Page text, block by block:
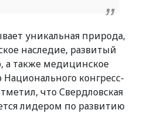
уникальная природа,
наследие, развитый
также медицинское
конгресс-
что Свердловская
лидером по развитию